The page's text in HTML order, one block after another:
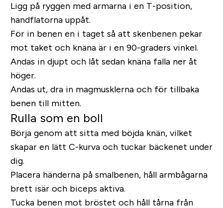
Ligg på ryggen med armarna i en T-position,
handflatorna uppåt.
För in benen en i taget så att skenbenen pekar
mot taket och knäna är i en 90-graders vinkel.
Andas in djupt och låt sedan knäna falla ner åt
höger.
Andas ut, dra in magmusklerna och för tillbaka
benen till mitten.
Rulla som en boll
Börja genom att sitta med böjda knän, vilket
skapar en lätt C-kurva och tuckar bäckenet under
dig.
Placera händerna på smalbenen, håll armbågarna
brett isär och biceps aktiva.
Tucka benen mot bröstet och håll tårna från